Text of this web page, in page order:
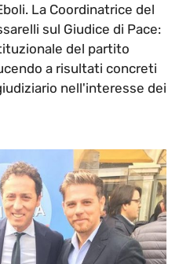
La Coordinatrice del
sul Giudice di Pace:
del partito
a risultati concreti
nell'interesse dei